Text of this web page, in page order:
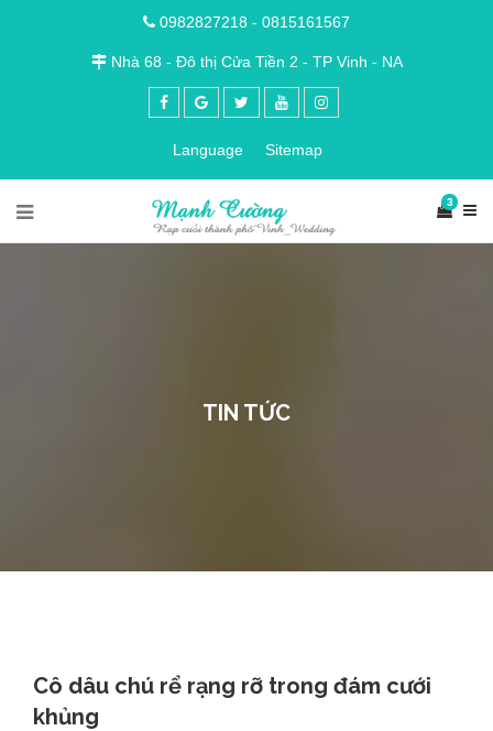
0982827218 - 0815161567
Nhà 68 - Đô thị Cửa Tiền 2 - TP Vinh - NA
Language Sitemap
3
TIN TỨC
Cô dâu chú rể rạng rỡ trong đám cưới
khủng